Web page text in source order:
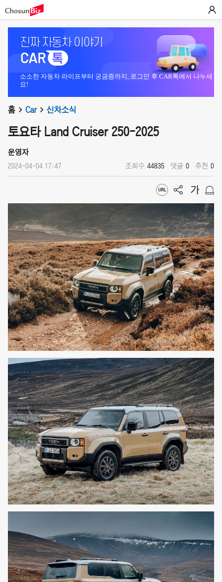
소소한 자동차 라이프부터 궁금증까지, 로그인 후 CAR톡에서 나누세
요!
홈 Car 신차소식
토요타 Land Cruiser 250-2025
운영자
2024-04-04 17:47 조회수 44835 댓글 0 추천 0